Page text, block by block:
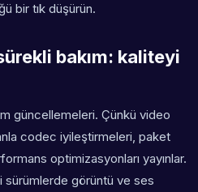
bir tık düşürün.
bakım: kaliteyi
güncellemeleri. Çünkü video
codec iyileştirmeleri, paket
optimizasyonları yayınlar.
görüntü ve ses